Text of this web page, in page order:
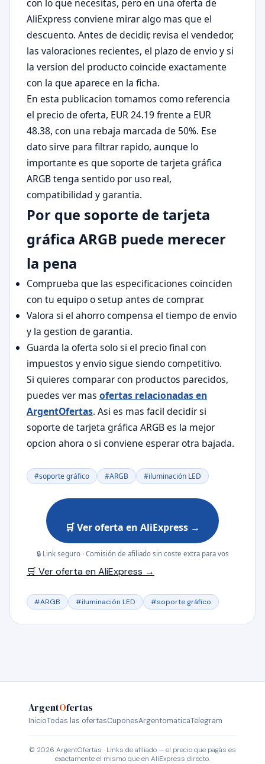
con lo que necesitas, pero en una oferta de
AliExpress conviene mirar algo mas que el
descuento. Antes de decidir, revisa el vendedor,
las valoraciones recientes, el plazo de envio y si
la version del producto coincide exactamente
con la que aparece en la ficha.
En esta publicacion tomamos como referencia
el precio de oferta, EUR 24.19 frente a EUR
48.38, con una rebaja marcada de 50%. Ese
dato sirve para filtrar rapido, aunque lo
importante es que soporte de tarjeta gráfica
ARGB tenga sentido por uso real,
compatibilidad y garantia.
Por que soporte de tarjeta
gráfica ARGB puede merecer
la pena
Comprueba que las especificaciones coinciden
con tu equipo o setup antes de comprar.
Valora si el ahorro compensa el tiempo de envio
y la gestion de garantia.
Guarda la oferta solo si el precio final con
impuestos y envio sigue siendo competitivo.
Si quieres comparar con productos parecidos,
puedes ver mas ofertas relacionadas en
ArgentOfertas. Asi es mas facil decidir si
soporte de tarjeta gráfica ARGB es la mejor
opcion ahora o si conviene esperar otra bajada.
#soporte gráfico #ARGB #iluminación LED
🛒 Ver oferta en AliExpress →
🔒 Link seguro · Comisión de afiliado sin coste extra para vos
🛒 Ver oferta en AliExpress →
#ARGB #iluminación LED #soporte gráfico
ArgentOfertas
InicioTodas las ofertasCuponesArgentomaticaTelegram
© 2026 ArgentOfertas · Links de afiliado — el precio que pagás es
exactamente el mismo que en AliExpress directo.